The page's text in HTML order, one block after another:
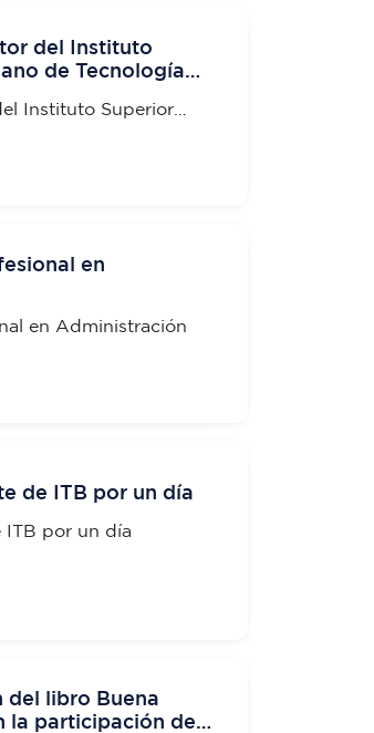
del Instituto
de Tecnología
Instituto Superior
UBE
en
en Administración
de ITB por un día
ITB por un día
del libro Buena
la participación de